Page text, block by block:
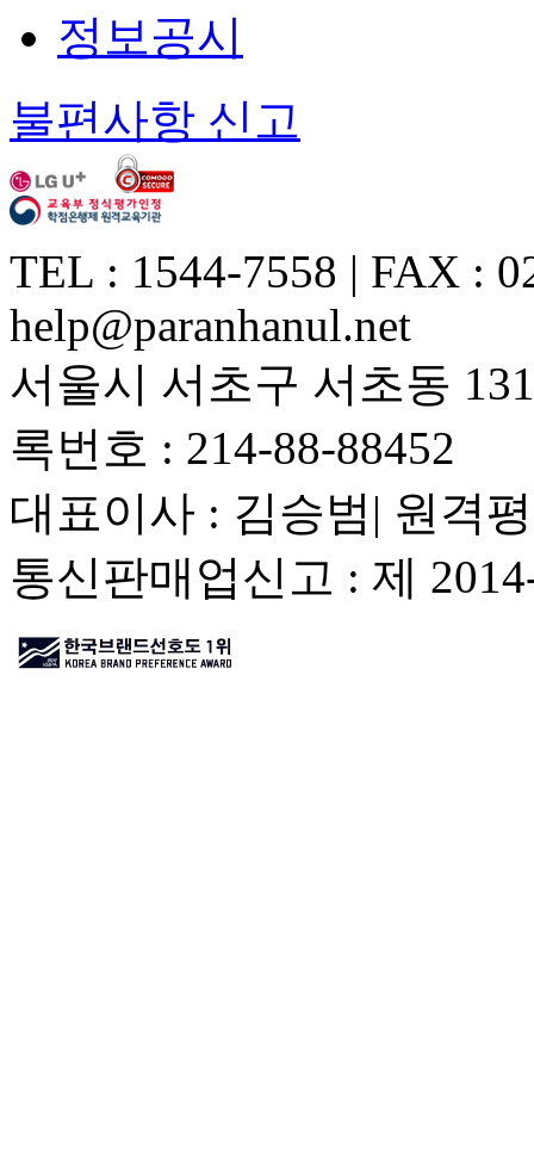
정보공시
불편사항 신고
TEL : 1544-7558 | FAX :
help@paranhanul.net
서울시 서초구 서초동
록번호 : 214-88-88452
대표이사 : 김승범| 원격
통신판매업신고 : 제